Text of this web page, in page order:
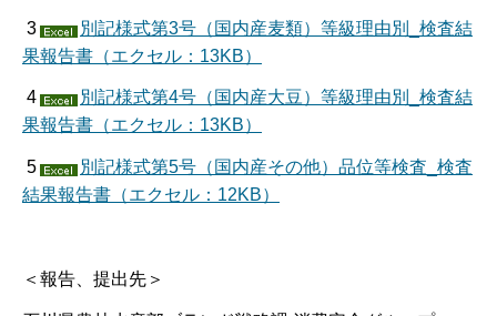
3
別記様式第3号（国内産麦類）等級理由別_検査結
果報告書（エクセル：13KB）
4
別記様式第4号（国内産大豆）等級理由別_検査結
果報告書（エクセル：13KB）
5
別記様式第5号（国内産その他）品位等検査_検査
結果報告書（エクセル：12KB）
＜報告、提出先＞